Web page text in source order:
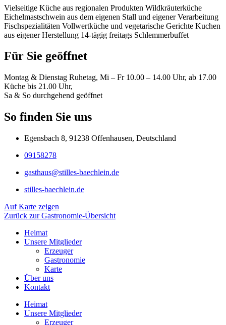
Vielseitige Küche aus regionalen Produkten Wildkräuterküche
Eichelmastschwein aus dem eigenen Stall und eigener Verarbeitung
Fischspezialitäten Vollwertküche und vegetarische Gerichte Kuchen
aus eigener Herstellung 14-tägig freitags Schlemmerbuffet
Für Sie geöffnet
Montag & Dienstag Ruhetag, Mi – Fr 10.00 – 14.00 Uhr, ab 17.00
Küche bis 21.00 Uhr,
Sa & So durchgehend geöffnet
So finden Sie uns
Egensbach 8, 91238 Offenhausen, Deutschland
09158278
gasthaus@stilles-baechlein.de
stilles-baechlein.de
Auf Karte zeigen
Zurück zur Gastronomie-Übersicht
Heimat
Unsere Mitglieder
Erzeuger
Gastronomie
Karte
Über uns
Kontakt
Heimat
Unsere Mitglieder
Erzeuger